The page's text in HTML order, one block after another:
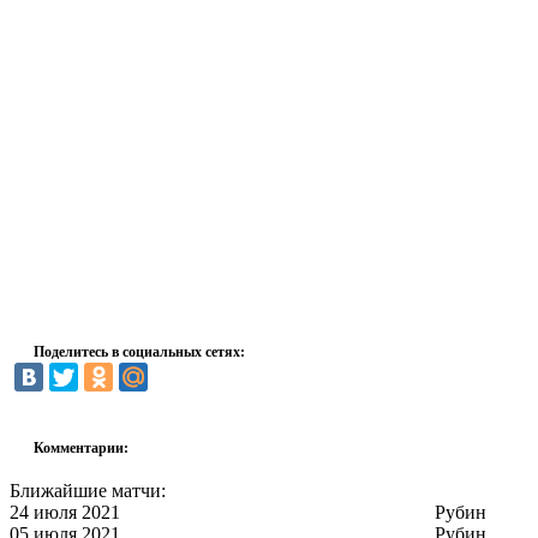
Поделитесь в социальных сетях:
Комментарии:
Ближайшие матчи:
24 июля 2021
Рубин
05 июля 2021
Рубин